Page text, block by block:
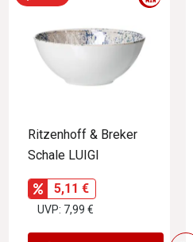
Ritzenhoff & Breker
Schale LUIGI
5,11 €
UVP: 7,99 €